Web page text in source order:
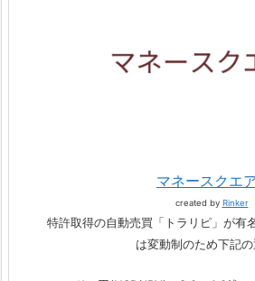
マネースクエ
created by Rinker
特許取得の自動売買「トラリピ」が有
は変動制のため下記の